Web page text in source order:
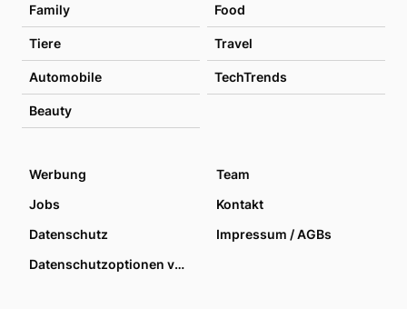
Family Food
Tiere Travel
Automobile TechTrends
Beauty
Werbung
Team
Jobs
Kontakt
Datenschutz
Impressum / AGBs
Datenschutzoptionen verwalten